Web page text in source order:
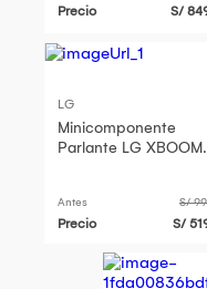
Precio S/
LG
Minicomponente
Parlante LG XBOOM
Antes S/
Precio S/